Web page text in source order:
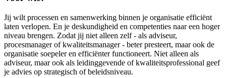
Jij wilt processen en samenwerking binnen je organisatie efficiënt
laten verlopen. En je deskundigheid en competenties naar een hoger
niveau brengen. Zodat jij niet alleen zelf - als adviseur,
procesmanager of kwaliteitsmanager - beter presteert, maar ook de
organisatie soepeler en efficiënter functioneert. Niet alleen als
adviseur, maar ook als leidinggevende of kwaliteitsprofessional geef
je advies op strategisch of beleidsniveau.